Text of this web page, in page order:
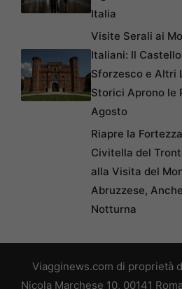
Italia
Visite Serali ai
Italiani: Il Castello
Sforzesco e Altri
Storici Aprono le
Agosto
Riapre la
Civitella del
alla Visita del
Abruzzese,
Notturna
Viagginews.com di proprietà
Nicola Marchese 10, 00141